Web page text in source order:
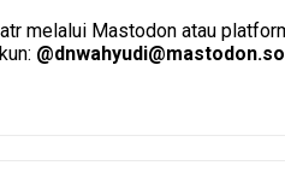
melalui Mastodon atau
@